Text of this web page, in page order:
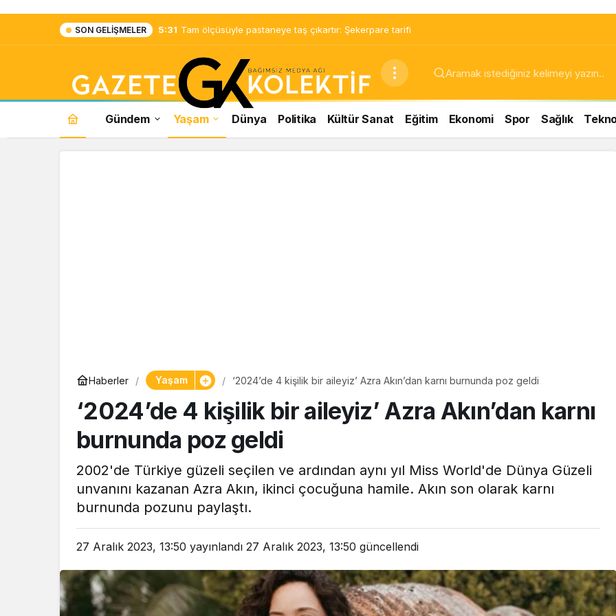
SON GELIŞMELER 5:31 Tam ölçüsüyle pastaneye taş çıkartır: Şekerpare tarifi
Gündem Yaşam Dünya Politika Kültür Sanat Eğitim Ekonomi Spor Sağlık
Haberler Yaşam ‘2024’de 4 kişilik bir aileyiz’ Azra Akın’dan karnı burnunda poz geldi
‘2024’de 4 kişilik bir aileyiz’ Azra Akın’dan karnı
burnunda poz geldi
2002'de Türkiye güzeli seçilen ve ardından aynı yıl Miss World'de Dünya Güzeli
unvanını kazanan Azra Akın, ikinci çocuğuna hamile. Akın son olarak karnı
burnunda pozunu paylaştı.
27 Aralık 2023, 13:50 yayınlandı 27 Aralık 2023, 13:50 güncellendi
Tam ölçüsüyle
pastaneye taş çıkartır:
Şekerpare tarifi
Çayın yanına çok
yakışacak bir mucize:
Brownie tadında ıslak